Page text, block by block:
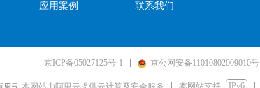
应用案例 联系我们
京ICP备05027125号-1 京公网安备11010802009010号
本网站支持 IPv6